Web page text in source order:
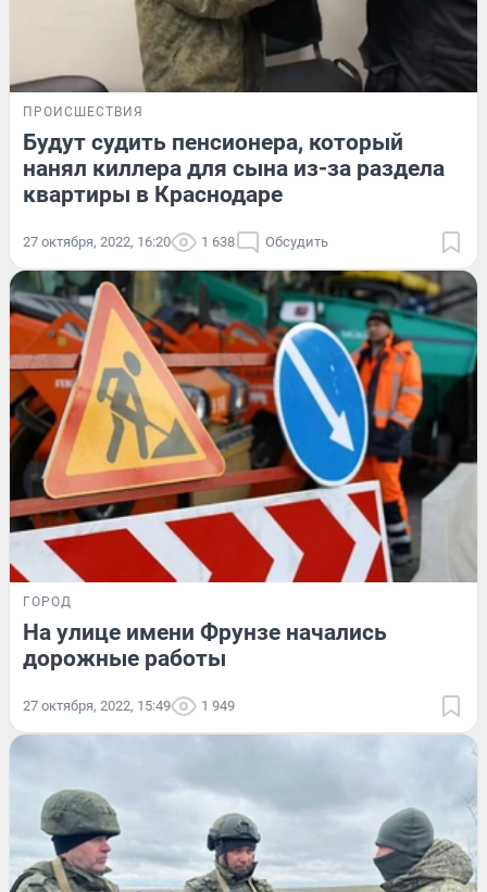
ПРОИСШЕСТВИЯ
Будут судить пенсионера, который
нанял киллера для сына из-за раздела
квартиры в Краснодаре
27 октября, 2022, 16:20 1 638 Обсудить
ГОРОД
На улице имени Фрунзе начались
дорожные работы
27 октября, 2022, 15:49 1 949